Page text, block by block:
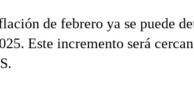
de febrero ya se puede
Este incremento será